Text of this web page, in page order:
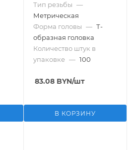
Тип резьбы —
Метрическая
Форма головы — Т-
образная головка
Количество штук в
упаковке — 100
83.08 BYN/шт
В КОРЗИНУ